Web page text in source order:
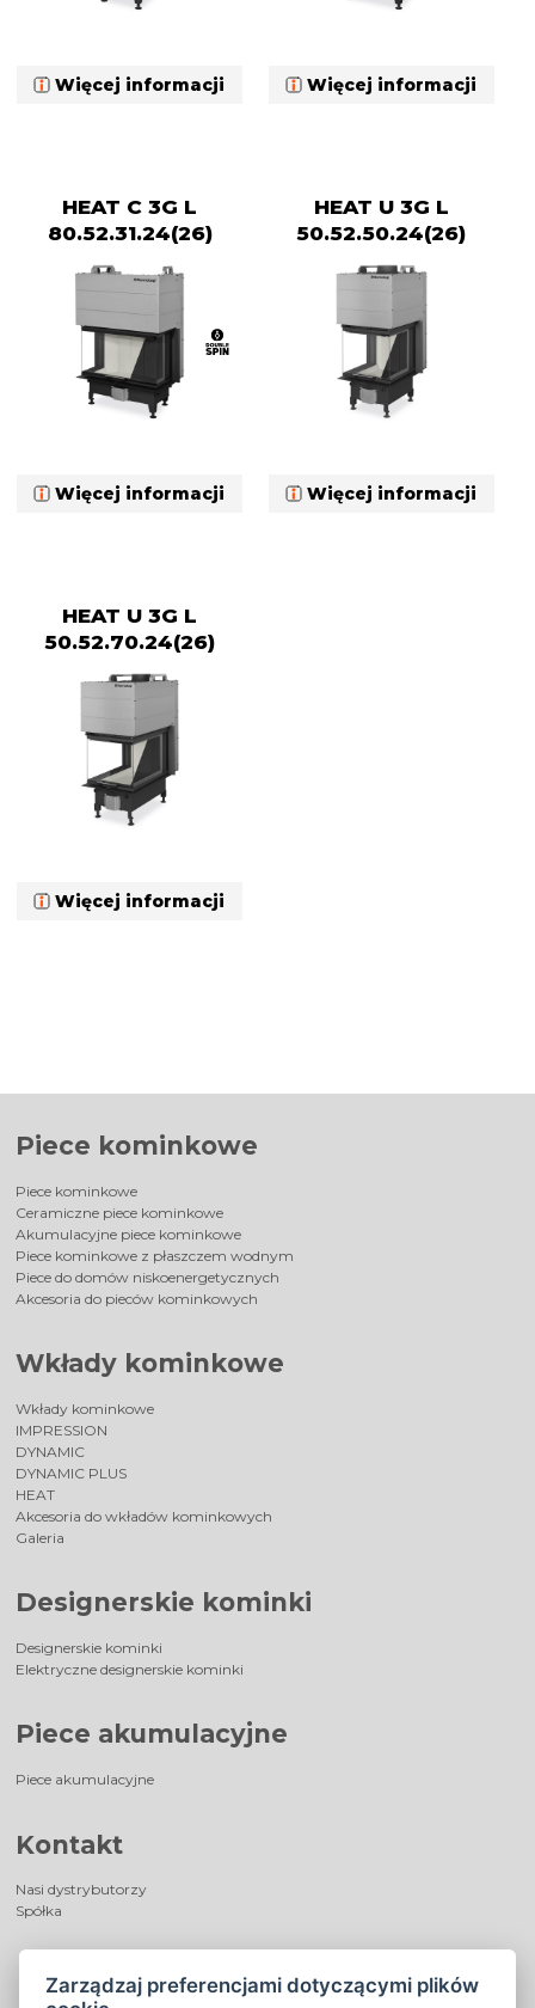
Więcej informacji Więcej informacji
HEAT C 3G L
80.52.31.24(26)
Więcej informacji
HEAT U 3G L
50.52.50.24(26)
Więcej informacji
HEAT U 3G L
50.52.70.24(26)
Więcej informacji
Piece kominkowe
Piece kominkowe
Ceramiczne piece kominkowe
Akumulacyjne piece kominkowe
Piece kominkowe z płaszczem wodnym
Piece do domów niskoenergetycznych
Akcesoria do pieców kominkowych
Wkłady kominkowe
Wkłady kominkowe
IMPRESSION
DYNAMIC
DYNAMIC PLUS
HEAT
Akcesoria do wkładów kominkowych
Galeria
Designerskie kominki
Designerskie kominki
Elektryczne designerskie kominki
Piece akumulacyjne
Piece akumulacyjne
Kontakt
Nasi dystrybutorzy
Spółka
Zarządzaj preferencjami dotyczącymi plików